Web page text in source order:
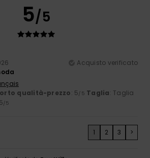
5/5
Acquisto verificato
qualità-prezzo: 5/5 Taglia: Taglia
/5
1 2 3 >